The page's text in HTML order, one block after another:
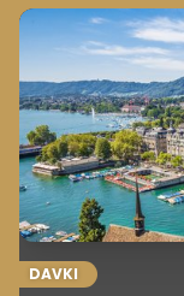
DAVKI